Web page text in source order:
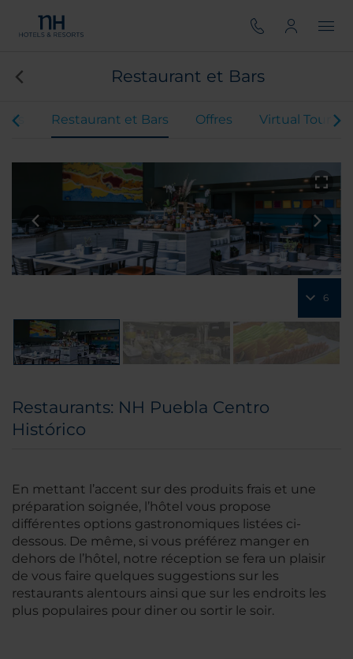
Restaurant et Bars
Restaurant et Bars Offres Virtual Tour
6
Restaurants: NH Puebla Centro
Histórico
En mettant l’accent sur des produits frais et une
préparation soignée, l’hôtel vous propose
différentes options gastronomiques listées ci-
dessous. De même, si vous préférez manger en
dehors de l’hôtel, notre réception se fera un plaisir
de vous faire quelques suggestions sur les
restaurants alentours ainsi que sur les endroits les
plus populaires pour diner ou sortir le soir.